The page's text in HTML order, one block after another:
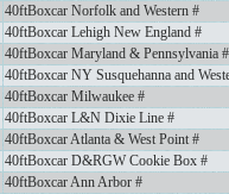
40ftBoxcar Norfolk and Western #
40ftBoxcar Lehigh New England #
40ftBoxcar Maryland & Pennsylvania #
40ftBoxcar NY Susquehanna and
40ftBoxcar Milwaukee #
40ftBoxcar L&N Dixie Line #
40ftBoxcar Atlanta & West Point #
40ftBoxcar D&RGW Cookie Box #
40ftBoxcar Ann Arbor #